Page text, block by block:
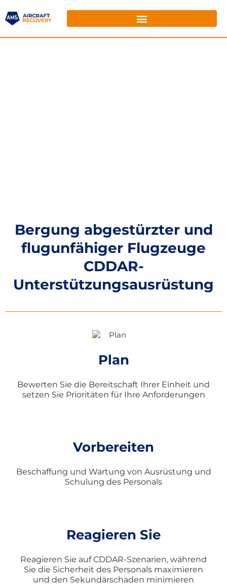
Bergung abgestürzter und
flugunfähiger Flugzeuge
CDDAR-
Unterstützungsausrüstung
Plan
Bewerten Sie die Bereitschaft Ihrer Einheit und
setzen Sie Prioritäten für Ihre Anforderungen
Vorbereiten
Beschaffung und Wartung von Ausrüstung und
Schulung des Personals
Reagieren Sie
Reagieren Sie auf CDDAR-Szenarien, während
Sie die Sicherheit des Personals maximieren
und den Sekundärschaden minimieren